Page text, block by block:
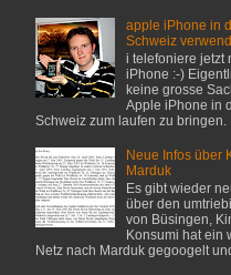
apple iPhone in
Schweiz
i telefoniere jetzt
iPhone :-)
keine grosse
Apple iPhone in
Schweiz zum laufen zu bringen.
Neue Infos über
Marduk
Es gibt wieder
über den
von Büsingen,
Konsumi hat ein
Netz nach Marduk gegoogelt